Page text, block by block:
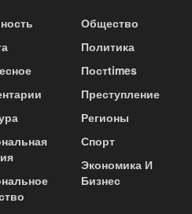
Общество
Политика
Постtimes
Преступление
Регионы
Спорт
Экономика И
Бизнес